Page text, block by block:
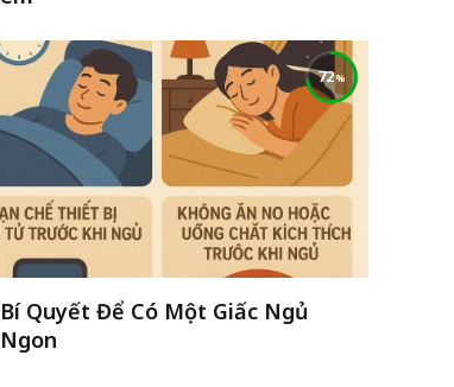
72
Bí Quyết Để Có Một Giấc Ngủ
Ngon